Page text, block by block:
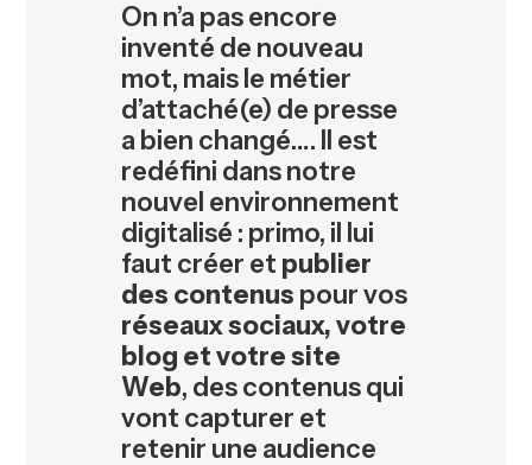
On n’a pas encore
inventé de nouveau
mot, mais le métier
d’attaché(e) de presse
a bien changé…. Il est
redéfini dans notre
nouvel environnement
digitalisé : primo, il lui
faut créer et publier
des contenus pour vos
réseaux sociaux, votre
blog et votre site
Web, des contenus qui
vont capturer et
retenir une audience